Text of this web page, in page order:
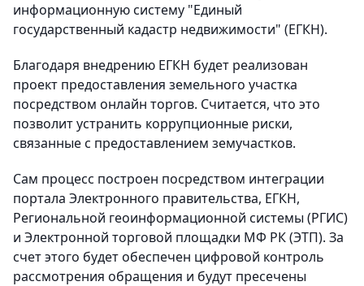
информационную систему "Единый
государственный кадастр недвижимости" (ЕГКН).
Благодаря внедрению ЕГКН будет реализован
проект предоставления земельного участка
посредством онлайн торгов. Считается, что это
позволит устранить коррупционные риски,
связанные с предоставлением земучастков.
Сам процесс построен посредством интеграции
портала Электронного правительства, ЕГКН,
Региональной геоинформационной системы (РГИС)
и Электронной торговой площадки МФ РК (ЭТП). За
счет этого будет обеспечен цифровой контроль
рассмотрения обращения и будут пресечены